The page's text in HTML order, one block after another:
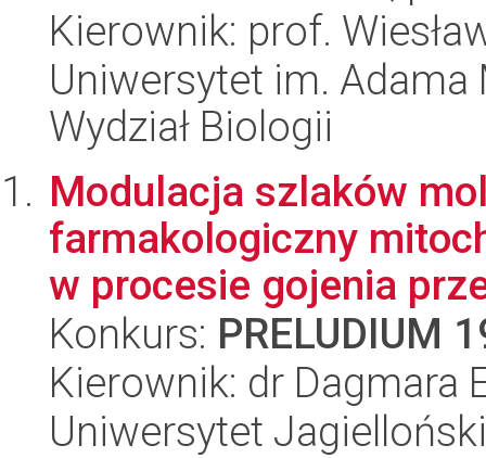
Kierownik: prof.
Uniwersytet im.
Wydział Biologii
Modulacja szlaków
farmakologiczny
w procesie gojenia
Konkurs: PRELUDIUM
Kierownik: dr Dagmara
Uniwersytet